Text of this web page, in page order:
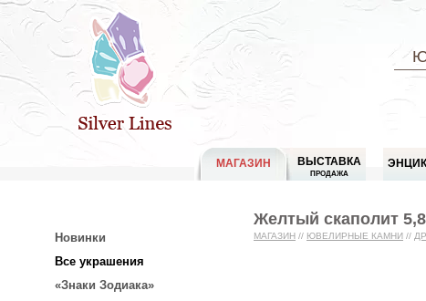
МАГАЗИН ВЫСТАВКА
ПРОДАЖА
Новинки
Все украшения
«Знаки Зодиака»
Желтый скаполит
МАГАЗИН // ЮВЕЛИРНЫЕ КАМНИ //